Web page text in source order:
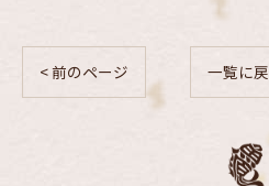
< 前のページ 一覧に